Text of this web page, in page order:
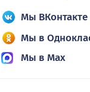
Мы ВКонтакте
Мы в
Мы в Max